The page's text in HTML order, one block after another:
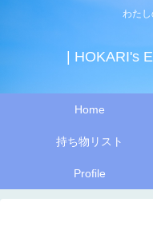
わた
| HOKARI's
Home
持ち物リスト
Profile